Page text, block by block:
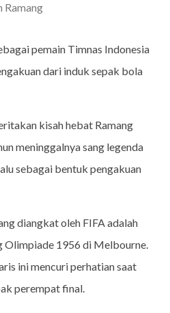
Ramang
pemain Timnas Indonesia
dari induk sepak bola
kisah hebat Ramang
meninggalnya sang legenda
sebagai bentuk pengakuan
diangkat oleh FIFA adalah
Olimpiade 1956 di Melbourne.
ini mencuri perhatian saat
perempat final.